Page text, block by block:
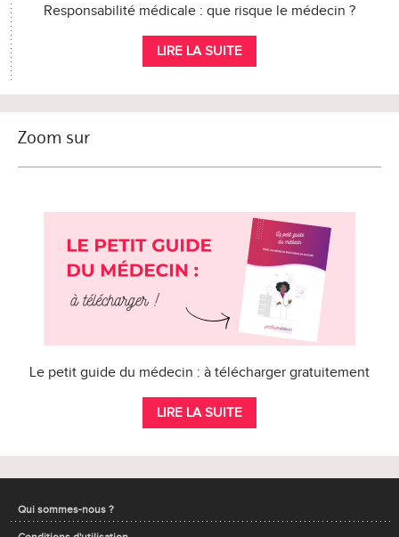
Responsabilité médicale : que risque le médecin ?
LIRE LA SUITE
Zoom sur
Le petit guide du médecin : à télécharger gratuitement
LIRE LA SUITE
Qui sommes-nous ?